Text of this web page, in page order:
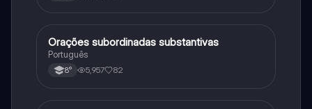
Português
Orações subordinadas substantivas
Português
8° 5,957 82